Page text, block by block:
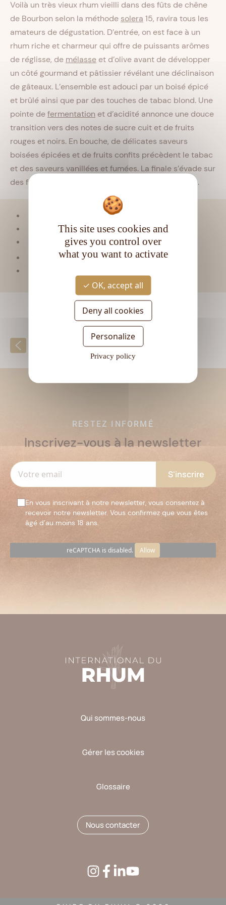
Voilà un très vieux rhum vieilli dans des fûts de chêne
de Bourbon selon la méthode solera 15, ravira tous les
amateurs de dégustation. D’entrée, on est face à un
rhum riche et charmeur qui offre de puissants arômes
de réglisse, de mélasse et d’olive avant de développer
un côté gourmand et pâtissier révélant une déclinaison
de gâteaux. L’ensemble est adouci par un boisé épicé
et brûlé ainsi que par des touches de tabac blond. Une
pointe defermentation et d’acidité annonce une douce
transition vers des notes de sucre cuit et de fruits
rouges et noirs. En bouche, de délicates saveurs
boisées épicées et de fruits confits précèdent le tabac
et des saveurs vanillées et fumées. La finale s’évade sur
des fruits cuits ou macérant dans des eaux-de-vie.
Continental
Matière première :Mélasse
Type de rhum :Vieux
Contenance :70CL
Retour à la liste
RESTEZ INFORMÉ
Inscrivez-vous à la newsletter
En vous inscrivant à notre newsletter, vous consentez à
recevoir notre newsletter. Vous confirmez que vous êtes
âgé d’au moins 18 ans.
reCAPTCHA is disabled. Allow
vide.
Qui sommes-nous
Gérer les cookies
Glossaire
Nous contacter
This site uses cookies and
gives you control over
what you want to activate
OK, accept all
Deny all cookies
Personalize
Privacy policy